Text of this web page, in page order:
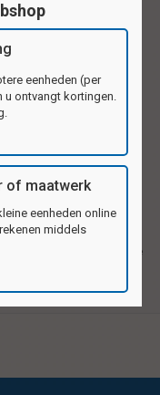
karton, formaat
verschillende motieven.
of uitnodigingskaart te
eenheden (per
u ontvangt kortingen.
of maatwerk
eenheden online
middels